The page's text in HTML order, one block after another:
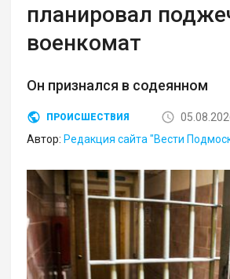
планировал
военкомат
Он признался в содеянном
ПРОИСШЕСТВИЯ
Автор: Редакция сайта "Вести